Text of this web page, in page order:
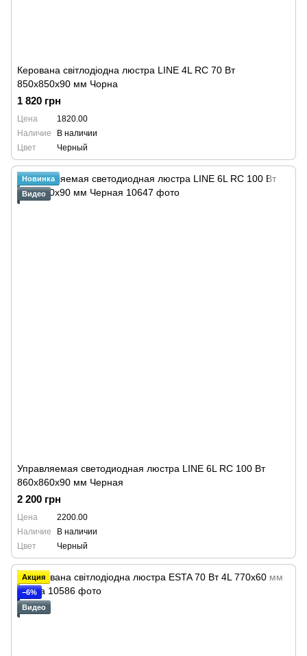
Керована світлодіодна люстра LINE 4L RC 70 Вт
850x850x90 мм Чорна
1 820 грн
Цена
1820.00
Наличие
В наличии
Цвет
Черный
Новинка
Видео
Управляемая светодиодная люстра LINE 6L RC 100 Вт
860x860x90 мм Черная
2 200 грн
Цена
2200.00
Наличие
В наличии
Цвет
Черный
Акция
−6%
Видео